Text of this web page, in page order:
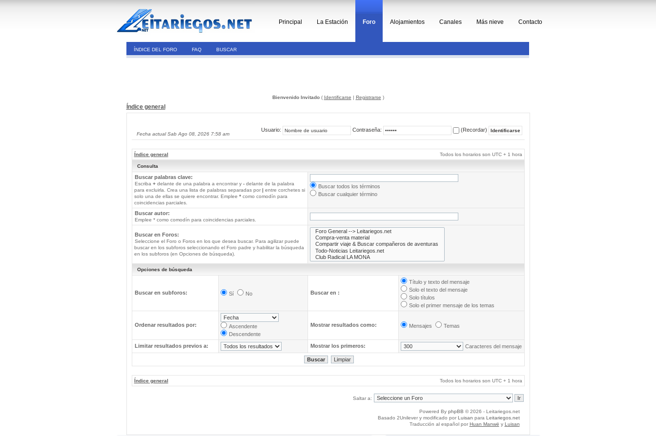
Principal La Estación Foro Alojamientos Canales Más nieve Contacto
ÍNDICE DEL FORO FAQ BUSCAR
Bienvenido Invitado( Identificarse | Registrarse )
Índice general
Fecha actual Sab Ago 08, 2026 7:58 am
Usuario: Contraseña: (Recordar)
Índice general Todos los horarios son UTC + 1 hora
Consulta
Buscar palabras clave:
Escriba +delante de una palabra a encontrar y -delante de la palabra
para excluirla. Crea una lista de palabras separadas por | entre corchetes si
solo una de ellas se quiere encontrar. Emplee *como comodín para
coincidencias parciales.
Buscar todos los términos
Buscar cualquier término
Buscar autor:
Emplee * como comodín para coincidencias parciales.
Buscar en Foros:
Seleccione el Foro o Foros en los que desea buscar. Para agilizar puede
buscar en los subforos seleccionando el Foro padre y habilitar la búsqueda
en los subforos (en Opciones de búsqueda).
Opciones de búsqueda
Buscar en subforos: Sí No Buscar en :
Título y texto del mensaje
Solo el texto del mensaje
Solo títulos
Solo el primer mensaje de los temas
Ordenar resultados por:
Ascendente
Descendente
Mostrar resultados como: Mensajes Temas
Limitar resultados previos a: Mostrar los primeros: Caracteres del mensaje
Índice general Todos los horarios son UTC + 1 hora
Saltar a:
Powered By phpBB © 2026 - Leitariegos.net
Basado 2Unilever y modificado por Luisan para Leitariegos.net
Traducción al español por Huan Manwë y Luisan